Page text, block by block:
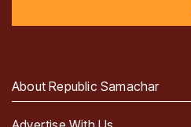
About Republic Samachar